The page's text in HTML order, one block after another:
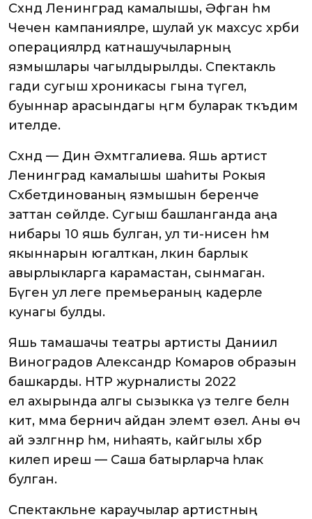
Сәхнәдә Ленинград камалышы, Әфган һәм
Чечен кампанияләре, шулай ук махсус хәрби
операцияләрдә катнашучыларның
язмышлары чагылдырылды. Спектакль
гади сугыш хроникасы гына түгел, ә
буыннар арасындагы әңгәмә буларак тәкъдим
ителде.
Сәхнәдә — Динә Әхмәтгалиева. Яшь артист
Ленинград камалышы шаһиты Рокыя
Сәхәбетдинованың язмышын беренче
заттан сөйләде. Сугыш башланганда аңа
нибары 10 яшь булган, ул әти-әнисен һәм
якыннарын югалткан, ләкин барлык
авырлыкларга карамастан, сынмаган.
Бүген ул әлеге премьераның кадерле
кунагы булды.
Яшь тамашачы театры артисты Даниил
Виноградов Александр Комаров образын
башкарды. НТР журналисты 2022
ел ахырында алгы сызыкка үз теләге белән
китә, әмма берничә айдан элемтә өзелә. Аны өч
ай эзләгәннәр һәм, ниһаять, кайгылы хәбәр
килеп ирешә — Саша батырларча һәлак
булган.
Спектакльне караучылар артистның